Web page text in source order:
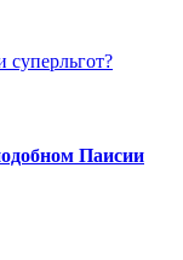
суперльгот?
Паисии